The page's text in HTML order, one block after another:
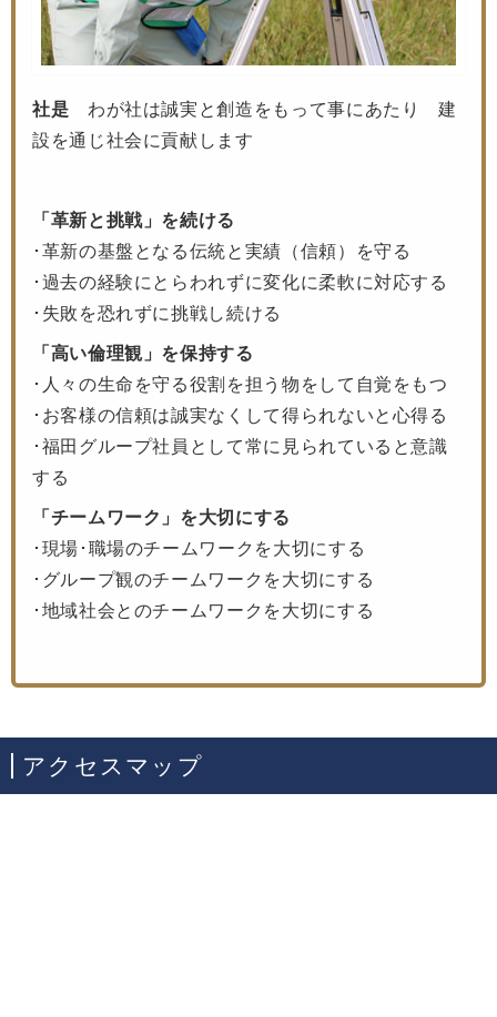
社是 わが社は誠実と創造をもって事にあたり 建
設を通じ社会に貢献します
「革新と挑戦」を続ける
･革新の基盤となる伝統と実績（信頼）を守る
･過去の経験にとらわれずに変化に柔軟に対応する
･失敗を恐れずに挑戦し続ける
「高い倫理観」を保持する
･人々の生命を守る役割を担う物をして自覚をもつ
･お客様の信頼は誠実なくして得られないと心得る
･福田グループ社員として常に見られていると意識
する
「チームワーク」を大切にする
･現場･職場のチームワークを大切にする
･グループ観のチームワークを大切にする
･地域社会とのチームワークを大切にする
アクセスマップ